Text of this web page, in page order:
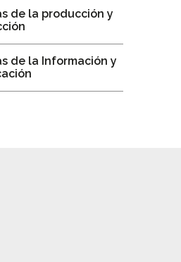
de la producción y
de la Información y